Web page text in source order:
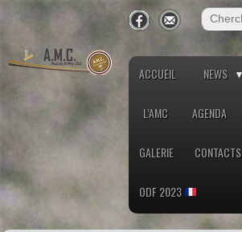
ACCUEIL NEWS
L’AMC AGENDA
GALERIE CONTACTS
ODF 2023